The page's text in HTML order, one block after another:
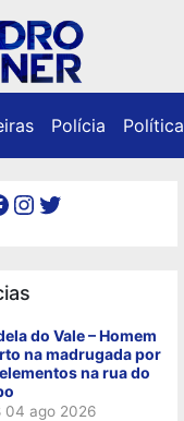
Polícia Política
Instagram Twitter
do Vale – Homem
na madrugada por
na rua do
04 ago 2026